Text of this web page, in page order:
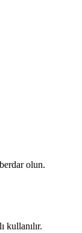
olun.
kullanılır.